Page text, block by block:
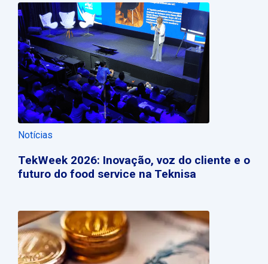
Notícias
TekWeek 2026: Inovação, voz do cliente e o
futuro do food service na Teknisa